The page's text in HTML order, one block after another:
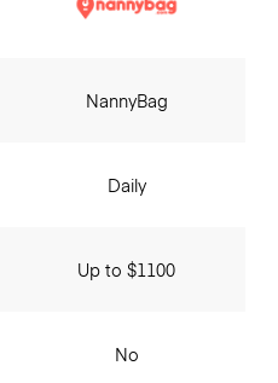
NannyBag
Daily
Up to $1100
No